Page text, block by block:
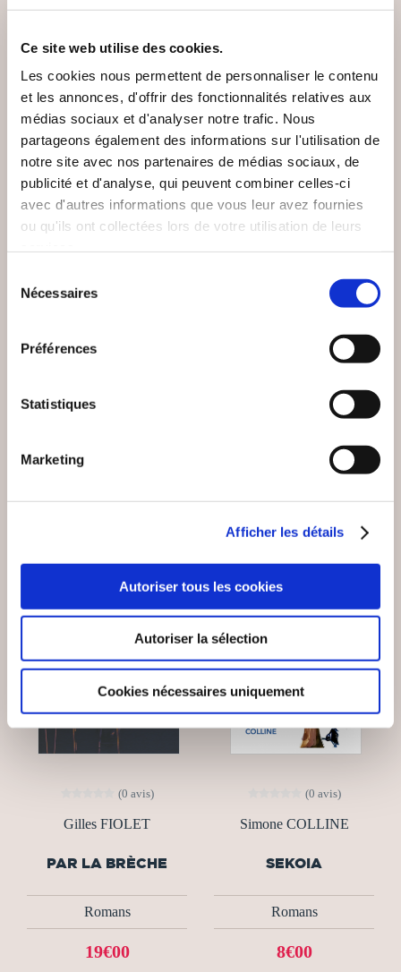
Ce site web utilise des cookies.
Les cookies nous permettent de personnaliser le contenu
et les annonces, d'offrir des fonctionnalités relatives aux
médias sociaux et d'analyser notre trafic. Nous
partageons également des informations sur l'utilisation de
notre site avec nos partenaires de médias sociaux, de
publicité et d'analyse, qui peuvent combiner celles-ci
avec d'autres informations que vous leur avez fournies
ou qu'ils ont collectées lors de votre utilisation de leurs
Nécessaires
Préférences
Statistiques
Marketing
Afficher les détails
Autoriser tous les cookies
Autoriser la sélection
Cookies nécessaires uniquement
Adrien DECAESTECKER Damien LANDEAU
(0 avis)
Gilles FIOLET
PAR LA BRÈCHE
Romans
19€00
(0 avis)
Simone COLLINE
SEKOIA
Romans
8€00